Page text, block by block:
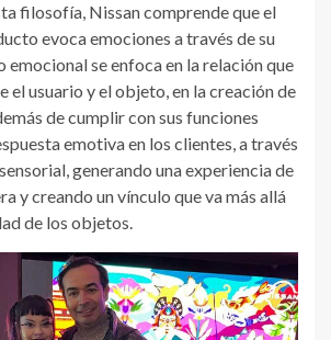
filosofía, Nissan comprende que el
evoca emociones a través de su
emocional se enfoca en la relación que
el usuario y el objeto, en la creación de
de cumplir con sus funciones
emotiva en los clientes, a través
generando una experiencia de
y creando un vínculo que va más allá
de los objetos.